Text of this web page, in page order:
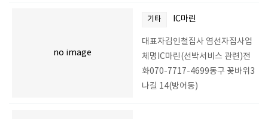
no image
기타 IC마린
대표자김인철집사 염선자집사업
체명IC마린(선박서비스 관련)전
화070-7717-4699동구 꽃바위3
나길 14(방어동)